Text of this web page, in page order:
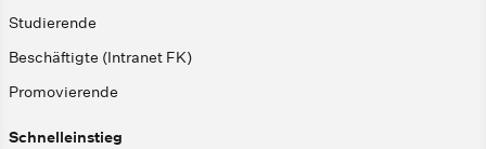
Studierende
Beschäftigte (Intranet FK)
Promovierende
Schnelleinstieg